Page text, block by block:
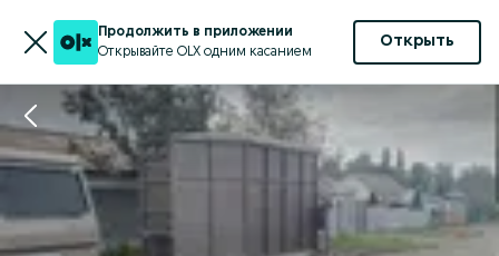
Продолжить в приложении
Открывайте OLX одним касанием
Открыть